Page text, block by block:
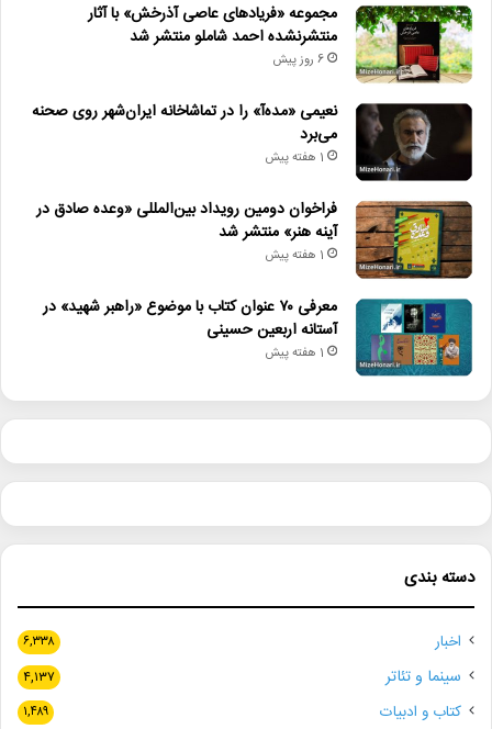
مجموعه «فریادهای عاصی آذرخش» با آثار
منتشرنشده احمد شاملو منتشر شد
6 روز پیش
نعیمی «مده‌آ» را در تماشاخانه ایران‌شهر روی صحنه
می‌برد
1 هفته پیش
فراخوان دومین رویداد بین‌المللی «وعده صادق در
آینه هنر» منتشر شد
1 هفته پیش
معرفی ۷۰ عنوان کتاب با موضوع «راهبر شهید» در
آستانه اربعین حسینی
1 هفته پیش
دسته بندی
اخبار ۶,۳۳۸
سینما و تئاتر ۴,۱۳۷
کتاب و ادبیات ۱,۴۸۹